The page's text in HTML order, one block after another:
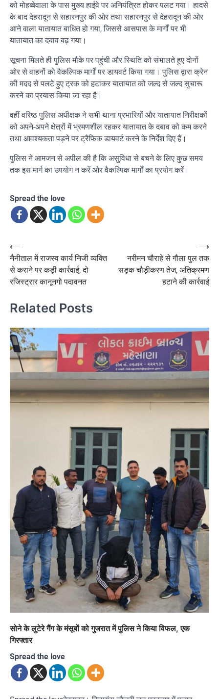
को मोहब्बेवाला के पास मुख्य हाईवे पर अनियंत्रित होकर पलट गया। हादसे
के बाद देहरादून से सहारनपुर की ओर तथा सहारनपुर से देहरादून की ओर
आने वाला यातायात बाधित हो गया, जिससे आसपास के मार्गों पर भी
यातायात का दबाव बढ़ गया।
सूचना मिलते ही पुलिस मौके पर पहुंची और स्थिति को संभालते हुए दोनों
ओर से वाहनों को वैकल्पिक मार्गों पर डायवर्ट किया गया। पुलिस द्वारा क्रेन
की मदद से पलटे हुए ट्रक को हटाकर यातायात को जल्द से जल्द सुचारू
करने का प्रयास किया जा रहा है।
वहीं वरिष्ठ पुलिस अधीक्षक ने सभी थाना प्रभारियों और यातायात निरीक्षकों
को अपने-अपने क्षेत्रों में भ्रमणशील रहकर यातायात के दबाव को कम करने
तथा आवश्यकता पड़ने पर ट्रैफिक डायवर्ट करने के निर्देश दिए हैं।
पुलिस ने आमजन से अपील की है कि असुविधा से बचने के लिए कुछ समय
तक इस मार्ग का उपयोग न करें और वैकल्पिक मार्गों का प्रयोग करें।
Spread the love
Post
navigation
⟵
नैनीताल में राजस्व कार्य निजी व्यक्ति
से कराने पर कड़ी कार्रवाई, दो
रजिस्ट्रार कानूनगो पदावनत
नरीमन चौराहे से गौला पुल तक
सड़क चौड़ीकरण तेज, अतिक्रमण
हटाने की कार्रवाई
⟶
Related Posts
सोने के लुटेरे गैंग के मंसूबों को गुजरात में पुलिस ने किया विफल, एक
गिरफ्तार
Spread the love